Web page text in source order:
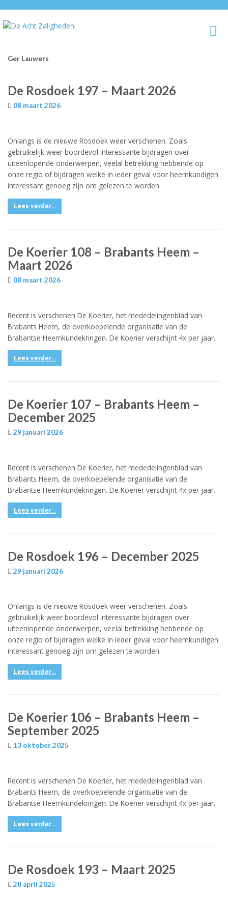
Ger Lauwers
De Rosdoek 197 – Maart 2026
08 maart 2026
Onlangs is de nieuwe Rosdoek weer verschenen. Zoals
gebruikelijk weer boordevol interessante bijdragen over
uiteenlopende onderwerpen, veelal betrekking hebbende op
onze regio of bijdragen welke in ieder geval voor heemkundigen
interessant genoeg zijn om gelezen te worden.
Lees verder...
De Koerier 108 – Brabants Heem –
Maart 2026
08 maart 2026
Recent is verschenen De Koerier, het mededelingenblad van
Brabants Heem, de overkoepelende organisatie van de
Brabantse Heemkundekringen. De Koerier verschijnt 4x per jaar.
Lees verder...
De Koerier 107 – Brabants Heem –
December 2025
29 januari 2026
Recent is verschenen De Koerier, het mededelingenblad van
Brabants Heem, de overkoepelende organisatie van de
Brabantse Heemkundekringen. De Koerier verschijnt 4x per jaar.
Lees verder...
De Rosdoek 196 – December 2025
29 januari 2026
Onlangs is de nieuwe Rosdoek weer verschenen. Zoals
gebruikelijk weer boordevol interessante bijdragen over
uiteenlopende onderwerpen, veelal betrekking hebbende op
onze regio of bijdragen welke in ieder geval voor heemkundigen
interessant genoeg zijn om gelezen te worden.
Lees verder...
De Koerier 106 – Brabants Heem –
September 2025
13 oktober 2025
Recent is verschenen De Koerier, het mededelingenblad van
Brabants Heem, de overkoepelende organisatie van de
Brabantse Heemkundekringen. De Koerier verschijnt 4x per jaar.
Lees verder...
De Rosdoek 193 – Maart 2025
28 april 2025